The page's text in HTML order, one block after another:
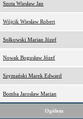
Szota Wiesław Jan
Wójcik Wiesław Robert
Sołkowski Marian Józef
Nowak Bogusław Józef
Szymański Marek Edward
Bomba Jarosław Marian
Ogółem